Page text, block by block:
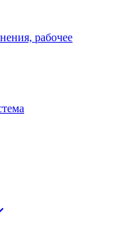
рабочее